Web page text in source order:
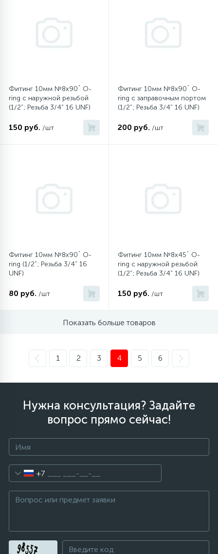
Фитинг 10мм №8х90˚ O-
ring с наружной резьбой
(1/2”; Резьба 3/4” 16 UNF)
150 руб. /шт
Фитинг 10мм №8х90˚ O-
ring c заправочным портом
(1/2”; Резьба 3/4” 16 UNF)
200 руб. /шт
Фитинг 10мм №8х90˚ O-
ring (1/2”; Резьба 3/4” 16
UNF)
80 руб. /шт
Фитинг 10мм №8х45˚ O-
ring с наружной резьбой
(1/2”; Резьба 3/4” 16 UNF)
150 руб. /шт
Показать больше товаров
1 2 3 4 5 6
Нужна консультация? Задайте
вопрос прямо сейчас!
+7